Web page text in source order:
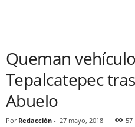
Queman
Tepalcatepec
Abuelo
Por Redacción - 27 mayo, 2018 57